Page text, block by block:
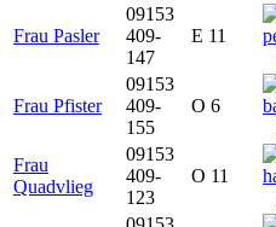
Frau Pasler
09153
409-
147
E 11
Frau Pfister
09153
409-
155
O 6
Frau
Quadvlieg
09153
409-
123
O 11